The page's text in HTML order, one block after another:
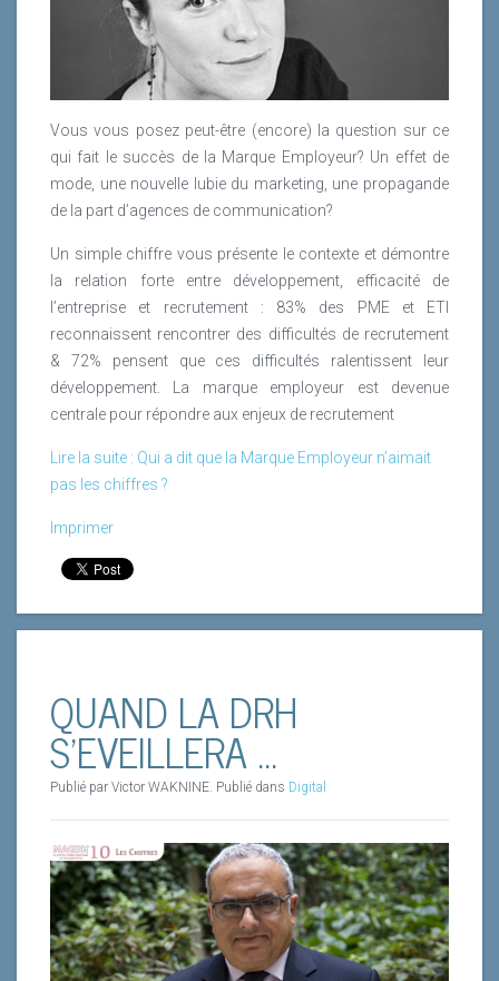
Vous vous posez peut-être (encore) la question sur ce
qui fait le succès de la Marque Employeur? Un effet de
mode, une nouvelle lubie du marketing, une propagande
de la part d’agences de communication?
Un simple chiffre vous présente le contexte et démontre
la relation forte entre développement, efficacité de
l’entreprise et recrutement : 83% des PME et ETI
reconnaissent rencontrer des difficultés de recrutement
& 72% pensent que ces difficultés ralentissent leur
développement. La marque employeur est devenue
centrale pour répondre aux enjeux de recrutement
Lire la suite : Qui a dit que la Marque Employeur n’aimait
pas les chiffres ?
Imprimer
QUAND LA DRH
S’EVEILLERA ...
Publié par Victor WAKNINE. Publié dans Digital